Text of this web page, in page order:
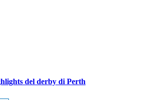
del derby di Perth